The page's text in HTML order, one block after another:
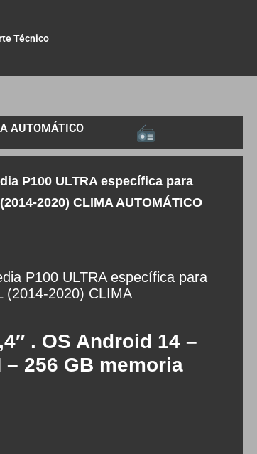
Técnico
AUTOMÁTICO
P100 ULTRA específica para
2020) CLIMA AUTOMÁTICO
P100 ULTRA específica para
(2014-2020) CLIMA
. OS Android 14 –
– 256 GB memoria